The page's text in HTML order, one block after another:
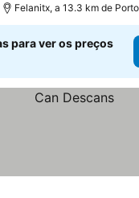
Felanitx, a 13.3 km de
para ver os preços